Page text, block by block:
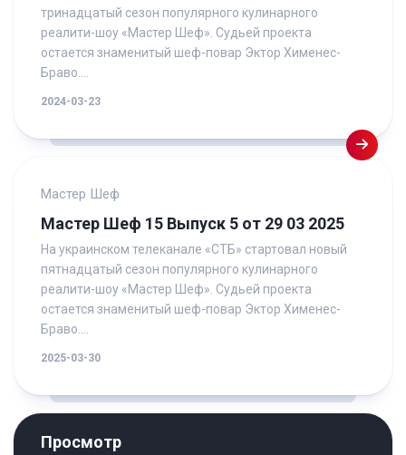
тринадцатый сезон популярного кулинарного
реалити-шоу «Мастер Шеф». Судьей проекта
остается знаменитый шеф-повар Эктор Хименес-
Браво....
2024-03-23
Мастер Шеф
Мастер Шеф 15 Выпуск 5 от 29 03 2025
На украинском телеканале «СТБ» стартовал новый
пятнадцатый сезон популярного кулинарного
реалити-шоу «Мастер Шеф». Судьей проекта
остается знаменитый шеф-повар Эктор Хименес-
Браво....
2025-03-30
Просмотр